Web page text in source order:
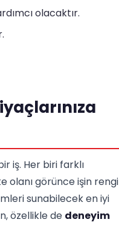
olacaktır.
iş. Her biri farklı
olanı görünce işin rengi
sunabilecek en iyi
özellikle de deneyim